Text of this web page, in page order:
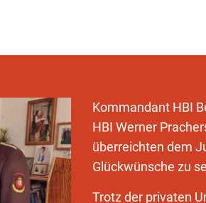
Kommandant HBI
HBI Werner
überreichten dem
Glückwünsche zu
Trotz der privaten